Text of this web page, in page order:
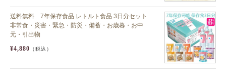
送料無料 7年保存食品 レトルト食品 3日分セット
非常食・災害・緊急・防災・備蓄・お歳暮・お中
元・引出物
¥4,880 （税込）